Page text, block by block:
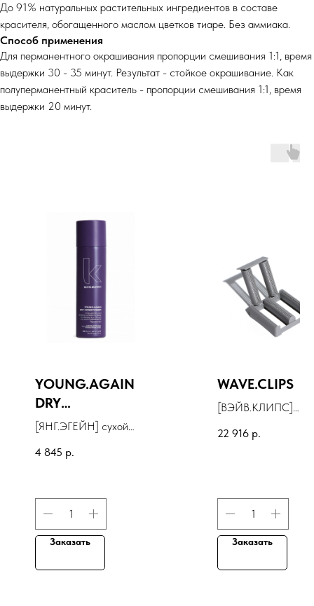
До 91% натуральных растительных ингредиентов в составе
красителя, обогащенного маслом цветков тиаре. Без аммиака.
Способ применения
Для перманентного окрашивания пропорции смешивания 1:1, время
выдержки 30 - 35 минут. Результат - стойкое окрашивание. Как
полуперманентный краситель - пропорции смешивания 1:1, время
выдержки 20 минут.
YOUNG.AGAIN
DRY
CONDITIONER
[ЯНГ.ЭГЕЙН] сухой
4 845 р.
Заказать
WAVE.CLIPS
[ВЭЙВ.КЛИПС]
волн, 48 шт
22 916 р.
Заказать